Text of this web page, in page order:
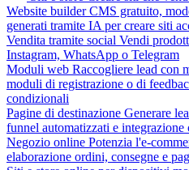
Website builder CMS gratuito,
generati tramite IA per creare siti
Vendita tramite social Vendi
Instagram, WhatsApp o Telegram
Moduli web Raccogliere lead con
moduli di registrazione o di
condizionali
Pagine di destinazione Generare
funnel automatizzati e
Negozio online Potenzia l'e-
elaborazione ordini, consegne e